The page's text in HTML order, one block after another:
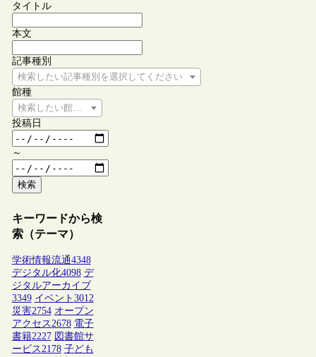
タイトル
本文
記事種別
検索したい記事種別を選択してください
館種
検索したい館種を選択してください
投稿日
～
検索
キーワードから検
索（テーマ）
学術情報流通4348
デジタル化4098 デ
ジタルアーカイブ
3349 イベント 3012
災害2754 オープン
アクセス 2678 電子
書籍2227 図書館サ
ービス 2178 子ども